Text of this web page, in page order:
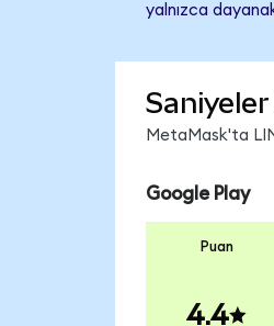
yalnızca
MetaMask'ta
Google Play
Puan
4.4